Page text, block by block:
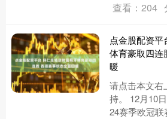
战阶段多半
查看：204
点金股配资
体育豪取四连
暖
请点击本文右
持。 12月10
24赛季欧冠联